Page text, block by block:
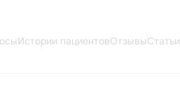
Истории пациентовОтзывыСтатьи